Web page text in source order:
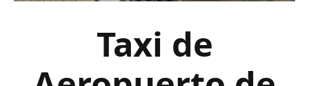
Taxi de